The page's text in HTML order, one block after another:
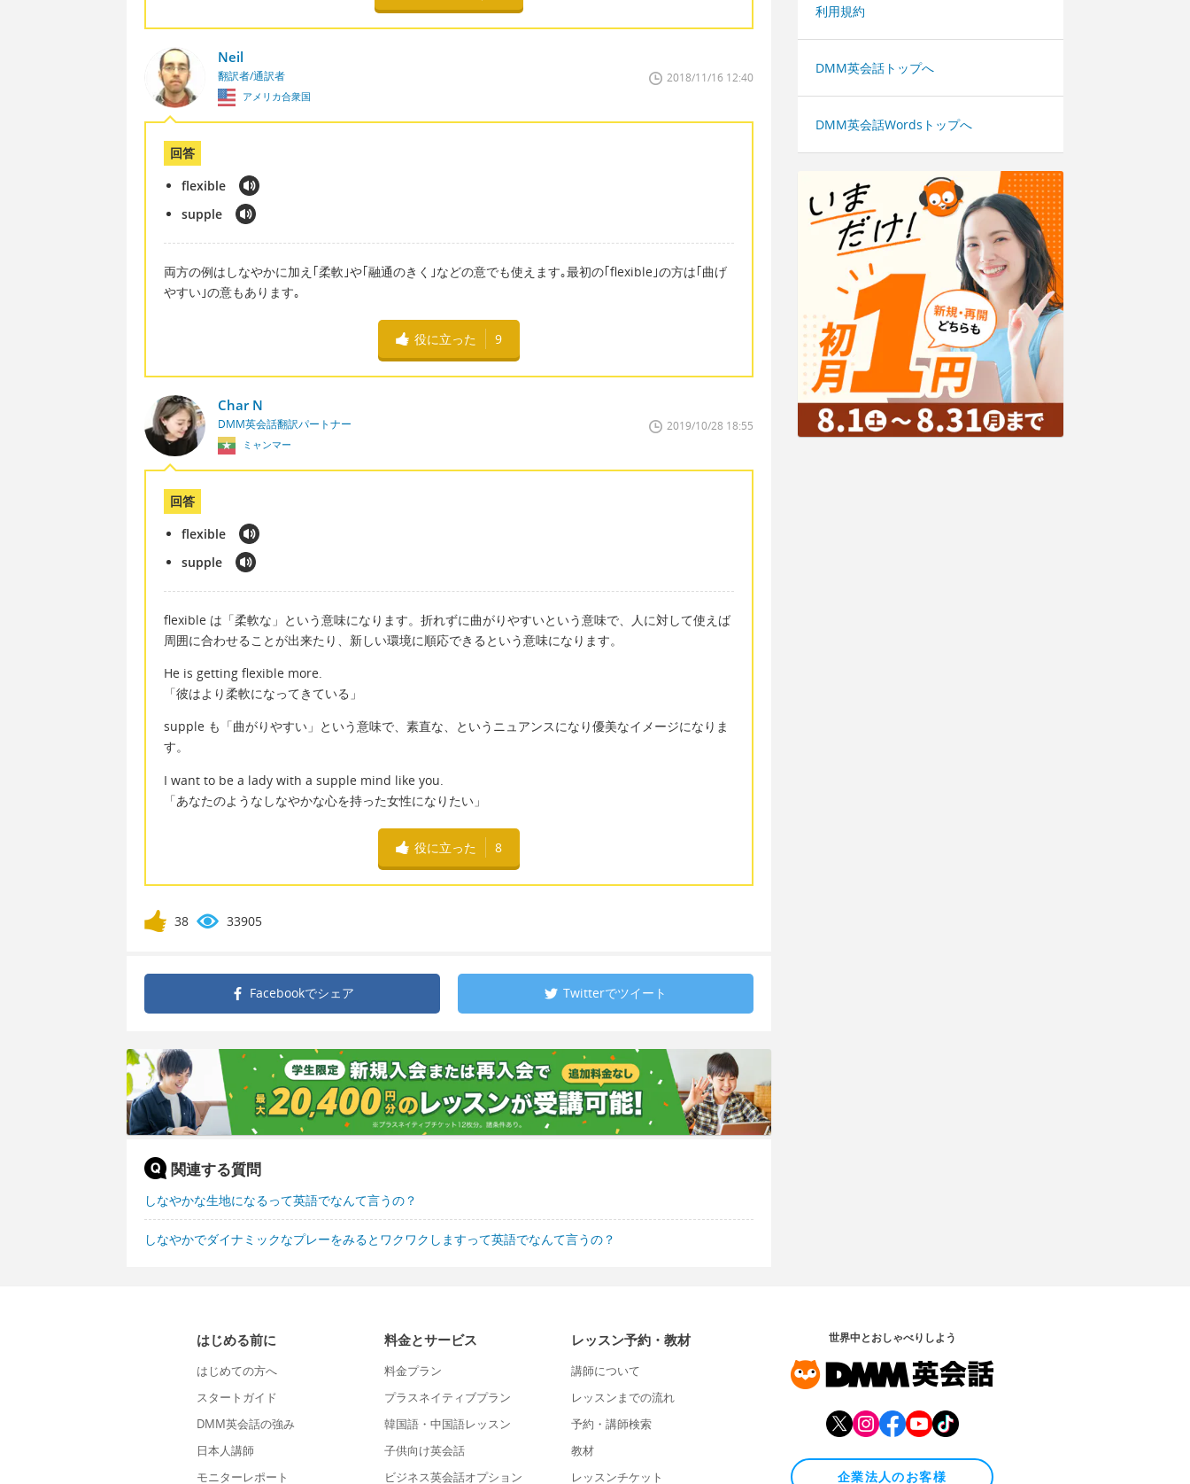
Neil
翻訳者/通訳者
アメリカ合衆国
2018/11/16 12:40
回答
flexible
supple
両方の例はしなやかに加え｢柔軟｣や｢融通のきく｣などの意でも使えます｡最初の｢flexible｣の方は｢曲げ
やすい｣の意もあります｡
役に立った 9
Char N
DMM英会話翻訳パートナー
ミャンマー
2019/10/28 18:55
回答
flexible
supple
flexible は「柔軟な」という意味になります。折れずに曲がりやすいという意味で、人に対して使えば
周囲に合わせることが出来たり、新しい環境に順応できるという意味になります。
He is getting flexible more.
「彼はより柔軟になってきている」
supple も「曲がりやすい」という意味で、素直な、というニュアンスになり優美なイメージになりま
す。
I want to be a lady with a supple mind like you.
「あなたのようなしなやかな心を持った女性になりたい」
役に立った 8
38 33905
Facebookでシェア Twitterでツイート
関連する質問
しなやかな生地になるって英語でなんて言うの？
しなやかでダイナミックなプレーをみるとワクワクしますって英語でなんて言うの？
利用規約
DMM英会話トップへ
DMM英会話Wordsトップへ
はじめる前に
はじめての方へ
スタートガイド
DMM英会話の強み
日本人講師
モニターレポート
料金とサービス
料金プラン
プラスネイティブプラン
韓国語・中国語レッスン
子供向け英会話
ビジネス英会話オプション
レッスン予約・教材
講師について
レッスンまでの流れ
予約・講師検索
教材
レッスンチケット
世界中とおしゃべりしよう
企業法人のお客様